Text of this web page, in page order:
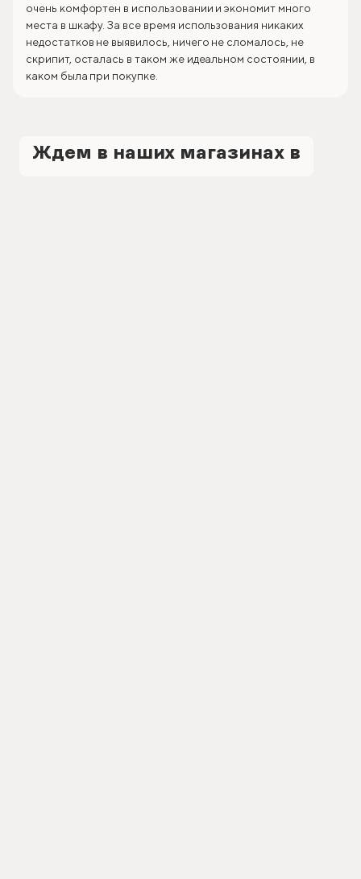
очень комфортен в использовании и экономит много
места в шкафу. За все время использования никаких
недостатков не выявилось, ничего не сломалось, не
скрипит, осталась в таком же идеальном состоянии, в
каком была при покупке.
Ждем в наших магазинах в